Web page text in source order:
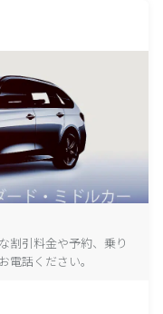
割引料金や予約、乗り
話ください。